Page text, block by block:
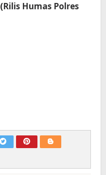
(Rilis Humas Polres